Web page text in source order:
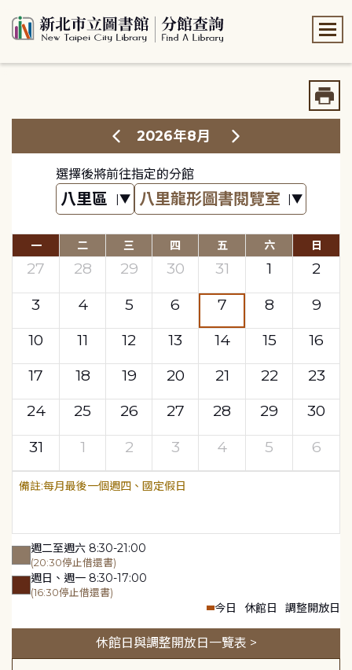
2026年8月
選擇後將前往指定的分館
一 二 三 四 五 六 日
27 28 29 30 31 1
2
3
4 5 6 7 8
9
10
11 12 13 14 15
16
17
18 19 20 21 22
23
24
25 26 27 28 29
30
31
1 2 3 4 5 6
每月最後一個週四、國定假日
週二至週六 8:30-21:00
(20:30停止借還書)
週日、週一 8:30-17:00
(16:30停止借還書)
今日 休館日 調整開放日
休館日與調整開放日一覽表 >